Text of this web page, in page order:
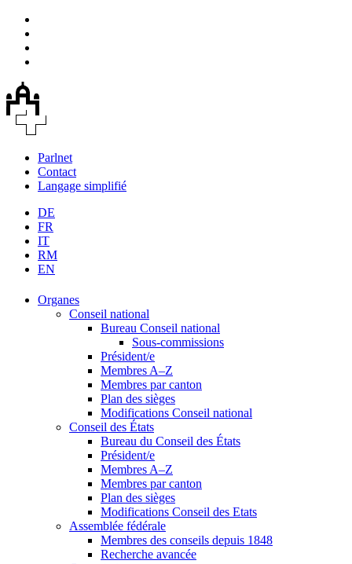
Parlnet
Contact
Langage simplifié
DE
FR
IT
RM
EN
Organes
Conseil national
Bureau Conseil national
Sous-commissions
Président/e
Membres A–Z
Membres par canton
Plan des sièges
Modifications Conseil national
Conseil des États
Bureau du Conseil des États
Président/e
Membres A–Z
Membres par canton
Plan des sièges
Modifications Conseil des Etats
Assemblée fédérale
Membres des conseils depuis 1848
Recherche avancée